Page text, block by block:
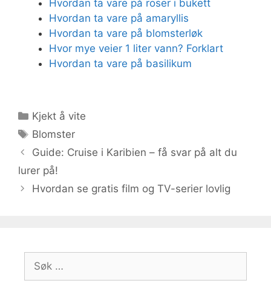
Hvordan ta vare på roser i bukett
Hvordan ta vare på amaryllis
Hvordan ta vare på blomsterløk
Hvor mye veier 1 liter vann? Forklart
Hvordan ta vare på basilikum
Kategorier
Kjekt å vite
Stikkord
Blomster
Guide: Cruise i Karibien – få svar på alt du
lurer på!
Hvordan se gratis film og TV-serier lovlig
Søk
etter: